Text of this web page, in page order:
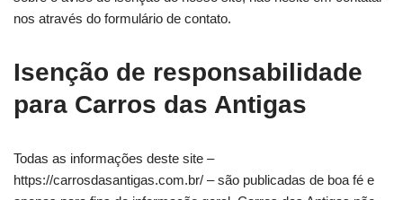
nos através do formulário de contato.
Isenção de responsabilidade
para Carros das Antigas
Todas as informações deste site –
https://carrosdasantigas.com.br/ – são publicadas de boa fé e